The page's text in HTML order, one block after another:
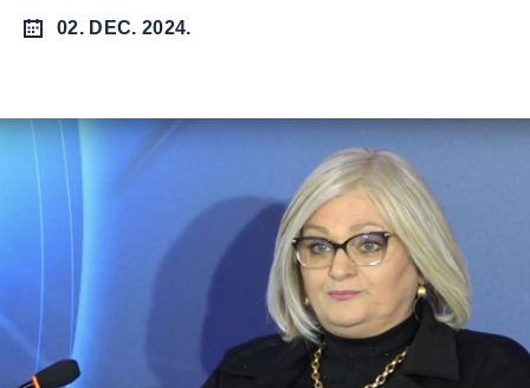
02. DEC. 2024.